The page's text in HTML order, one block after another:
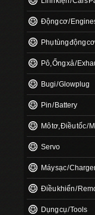
Động cơ /
Phụ tùng động
Pô, Ống xả /
Bugi / Glowplug
Pin / Battery
Mô tơ, Điều tốc /
Servo
Máy sạc /
Điều khiển /
Dụng cụ / Tools